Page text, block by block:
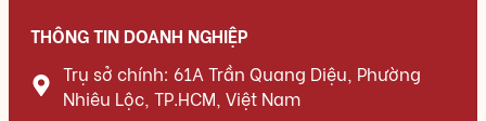
THÔNG TIN DOANH NGHIỆP
Trụ sở chính: 61A Trần Quang Diệu, Phường
Nhiêu Lộc, TP.HCM, Việt Nam